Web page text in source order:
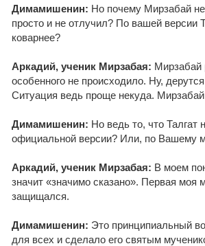
Димамишенин: Но почему Мирзабай не
просто и не отлучил? По вашей версии
коварнее?
Аркадий, ученик Мирзабая: Мирзабай
особенного не происходило. Ну,
Ситуация ведь проще некуда.
Димамишенин: Но ведь то, что Талгат
официальной версии? Или, по Вашему
Аркадий, ученик Мирзабая: В моем
значит «значимо сказано». Первая
защищался.
Димамишенин: Это принципиальный
для всех и сделало его святым